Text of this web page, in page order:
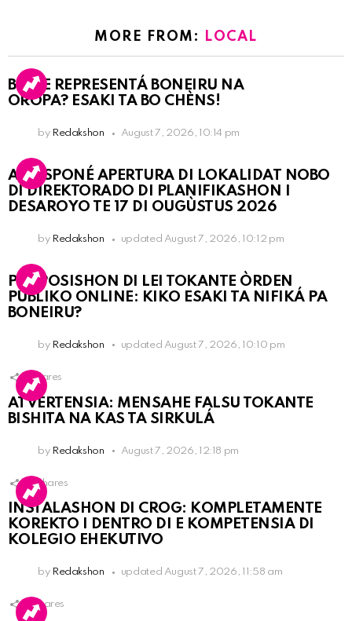
MORE FROM: LOCAL
BO KE REPRESENTÁ BONEIRU NA
OROPA? ESAKI TA BO CHÈNS!
by Redakshon August 7, 2026, 10:14 pm
A POSPONÉ APERTURA DI LOKALIDAT NOBO
DI DIREKTORADO DI PLANIFIKASHON I
DESAROYO TE 17 DI OUGÙSTUS 2026
by Redakshon updated August 7, 2026, 10:12 pm
PROPOSISHON DI LEI TOKANTE ÒRDEN
PÚBLIKO ONLINE: KIKO ESAKI TA NIFIKÁ PA
BONEIRU?
by Redakshon updated August 7, 2026, 10:10 pm
Shares
ATVERTENSIA: MENSAHE FALSU TOKANTE
BISHITA NA KAS TA SIRKULÁ
by Redakshon August 7, 2026, 12:18 pm
14 Shares
INSTALASHON DI CROG: KOMPLETAMENTE
KOREKTO I DENTRO DI E KOMPETENSIA DI
KOLEGIO EHEKUTIVO
by Redakshon updated August 7, 2026, 11:58 am
Shares